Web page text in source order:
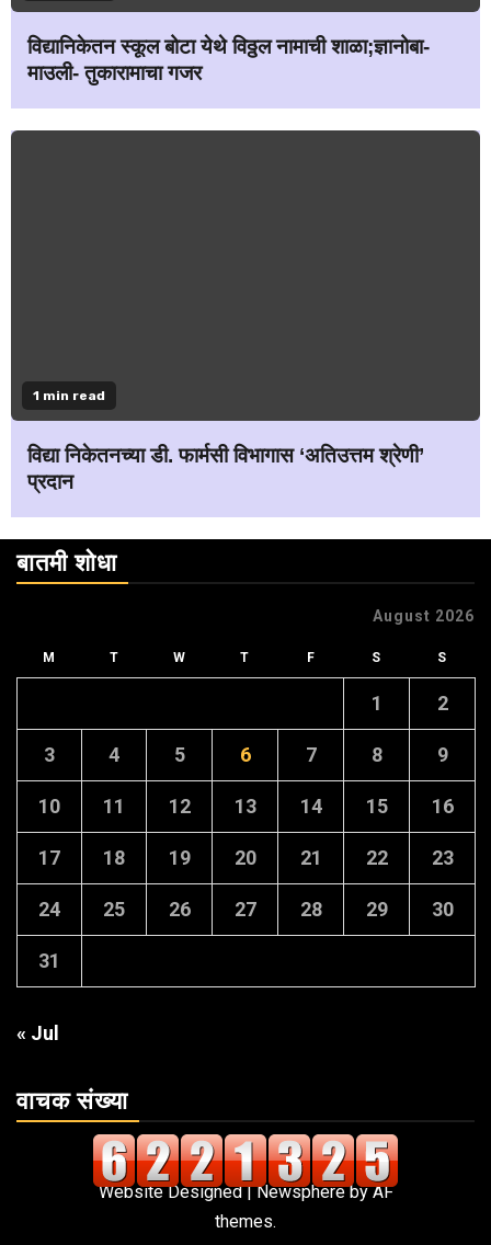
विद्यानिकेतन स्कूल बोटा येथे विठ्ठल नामाची शाळा;ज्ञानोबा-
माउली- तुकारामाचा गजर
1 min read
विद्या निकेतनच्या डी. फार्मसी विभागास ‘अतिउत्तम श्रेणी’
प्रदान
बातमी शोधा
August 2026
M T W T F S S
1 2
3 4 5 6 7 8 9
10 11 12 13 14 15 16
17 18 19 20 21 22 23
24 25 26 27 28 29 30
31
« Jul
वाचक संख्या
Website Designed|Newsphereby AF
themes.